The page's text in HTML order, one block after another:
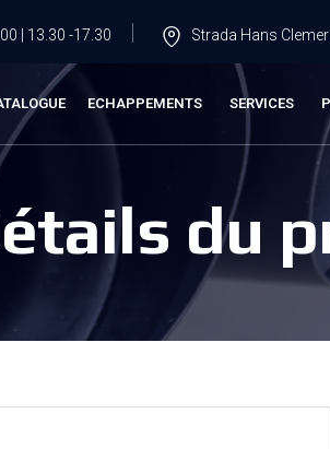
| 13.30 -17.30 Strada Hans
ECHAPPEMENTS SERVICES
du